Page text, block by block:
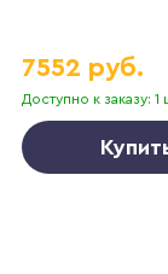
Доступно к заказу: 1
7552 руб.